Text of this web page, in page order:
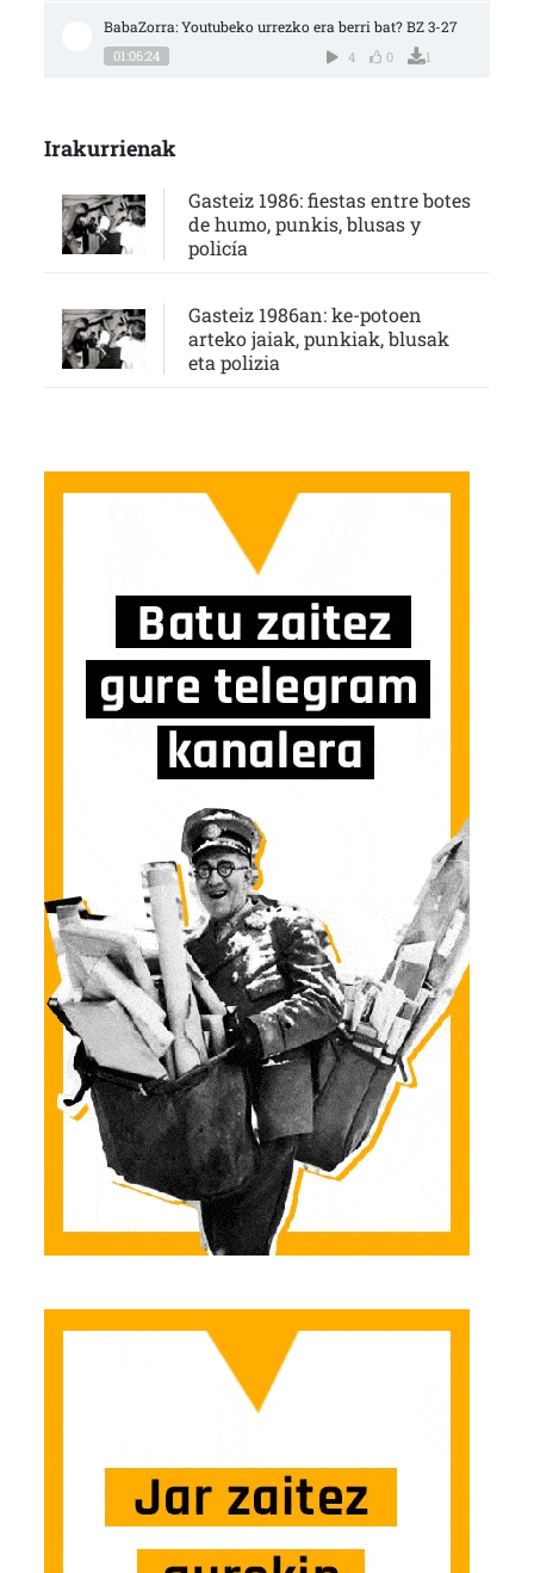
BabaZorra: Youtubeko urrezko era berri bat? BZ 3-27
01:06:24 4 0 1
Irakurrienak
Gasteiz 1986: fiestas entre botes
de humo, punkis, blusas y
policía
Gasteiz 1986an: ke-potoen
arteko jaiak, punkiak, blusak
eta polizia